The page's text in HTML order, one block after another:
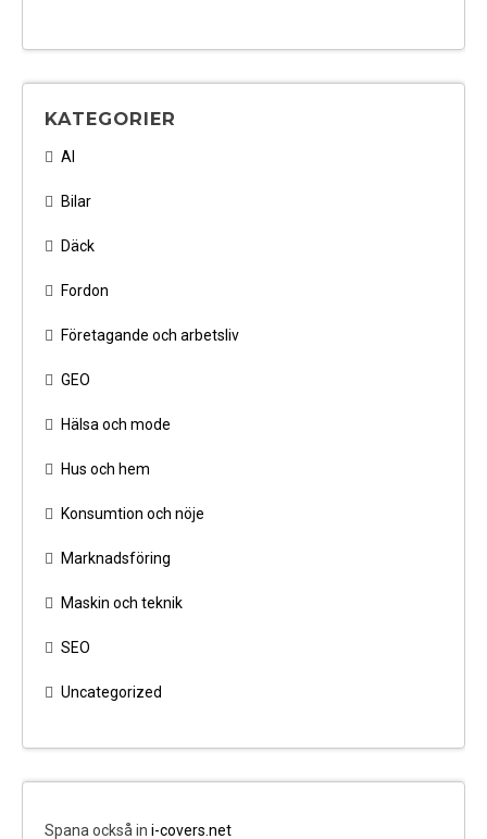
KATEGORIER
AI
Bilar
Däck
Fordon
Företagande och arbetsliv
GEO
Hälsa och mode
Hus och hem
Konsumtion och nöje
Marknadsföring
Maskin och teknik
SEO
Uncategorized
Spana också in i-covers.net